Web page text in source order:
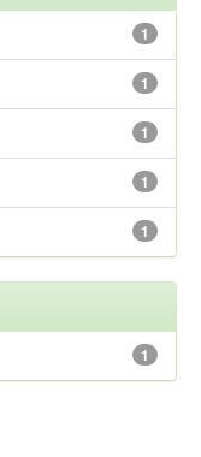
1
1
1
1
1
1